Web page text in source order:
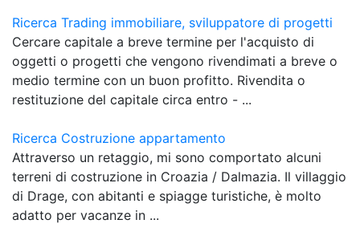
Ricerca Trading immobiliare, sviluppatore di progetti
Cercare capitale a breve termine per l'acquisto di
oggetti o progetti che vengono rivendimati a breve o
medio termine con un buon profitto. Rivendita o
restituzione del capitale circa entro - ...
Ricerca Costruzione appartamento
Attraverso un retaggio, mi sono comportato alcuni
terreni di costruzione in Croazia / Dalmazia. Il villaggio
di Drage, con abitanti e spiagge turistiche, è molto
adatto per vacanze in ...